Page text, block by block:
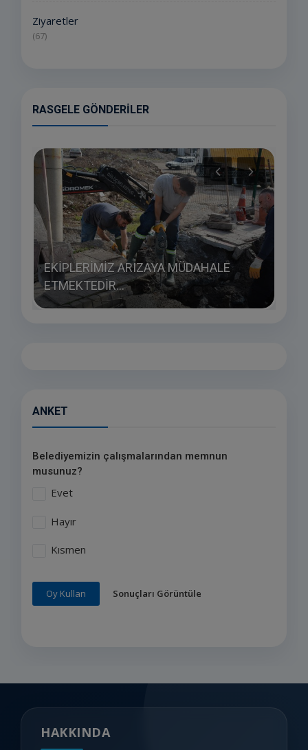
Ziyaretler
(67)
RASGELE GÖNDERILER
EKİPLERİMİZ ARIZAYA MÜDAHALE
ETMEKTEDİR...
ANKET
Belediyemizin çalışmalarından memnun
musunuz?
Evet
Hayır
Kısmen
Oy Kullan Sonuçları Görüntüle
HAKKINDA